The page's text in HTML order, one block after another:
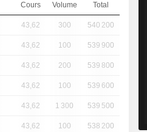
Cours Volume Total
43,62 300 540 200
43,62 100 539 900
43,62 200 539 800
43,62 100 539 600
43,62 1 300 539 500
43,62 100 538 200